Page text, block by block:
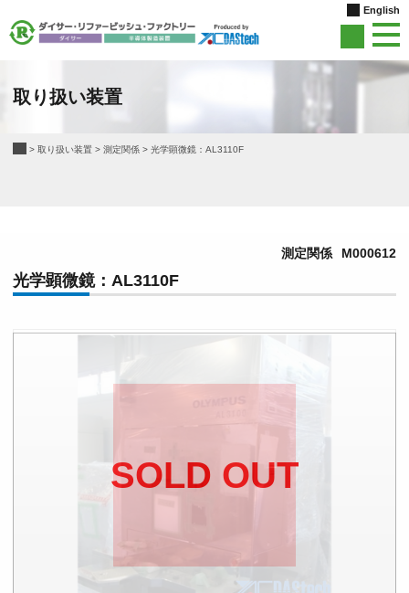
English
取り扱い装置
> 取り扱い装置 > 測定関係 > 光学顕微鏡：AL3110F
測定関係 M000612
光学顕微鏡：AL3110F
SOLD OUT